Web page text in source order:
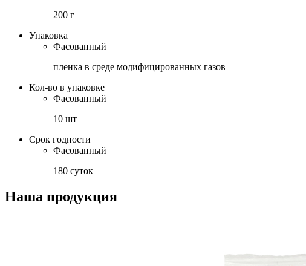
200 г
Упаковка
Фасованный
пленка в среде модифицированных газов
Кол-во в упаковке
Фасованный
10 шт
Срок годности
Фасованный
180 суток
Наша продукция